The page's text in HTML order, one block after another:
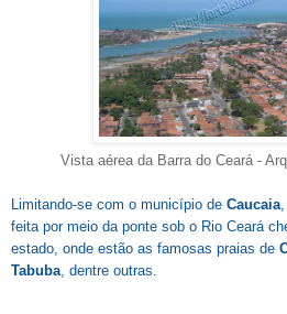
Vista aérea da Barra do Ceará -
Limitando-se com o município de Caucaia
feita por meio da ponte sob o Rio Ceará
estado, onde estão as famosas praias de
Tabuba , dentre outras.